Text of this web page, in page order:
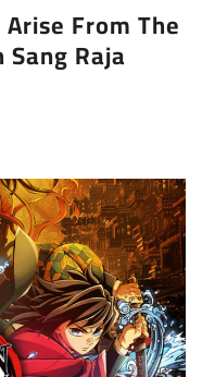
From The
Raja